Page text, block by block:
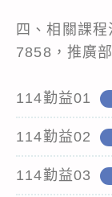
四、相關課
7858，推廣
114勤益01
114勤益02
114勤益03